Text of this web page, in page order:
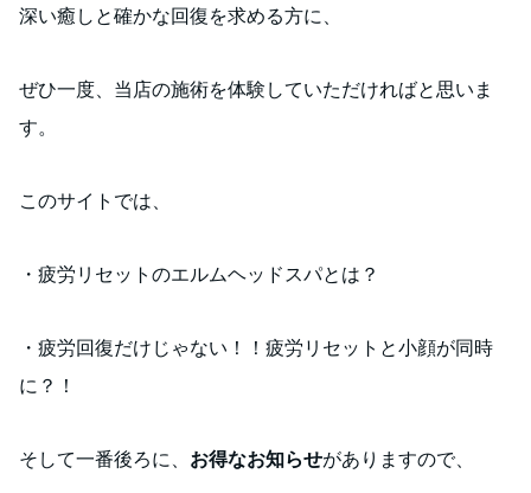
深い癒しと確かな回復を求める方に、
ぜひ一度、当店の施術を体験していただければと思いま
す。
このサイトでは、
・疲労リセットのエルムヘッドスパとは？
・疲労回復だけじゃない！！疲労リセットと小顔が同時
に？！
そして一番後ろに、 お得なお知らせがありますので、